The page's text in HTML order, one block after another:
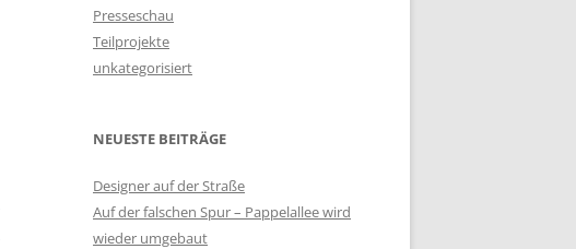
Presseschau
Teilprojekte
unkategorisiert
NEUESTE BEITRÄGE
Designer auf der Straße
Auf der falschen Spur – Pappelallee wird
wieder umgebaut